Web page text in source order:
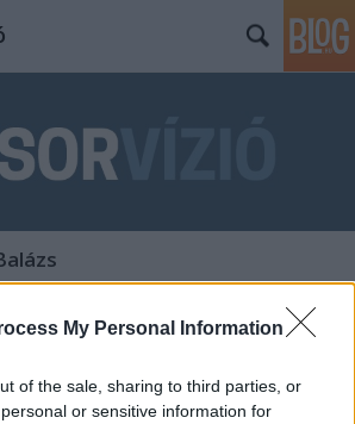
My Personal Information
of the sale, sharing to third parties, or
or sensitive information for